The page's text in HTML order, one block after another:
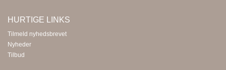
HURTIGE LINKS
Tilmeld nyhedsbrevet
Nyheder
Tilbud